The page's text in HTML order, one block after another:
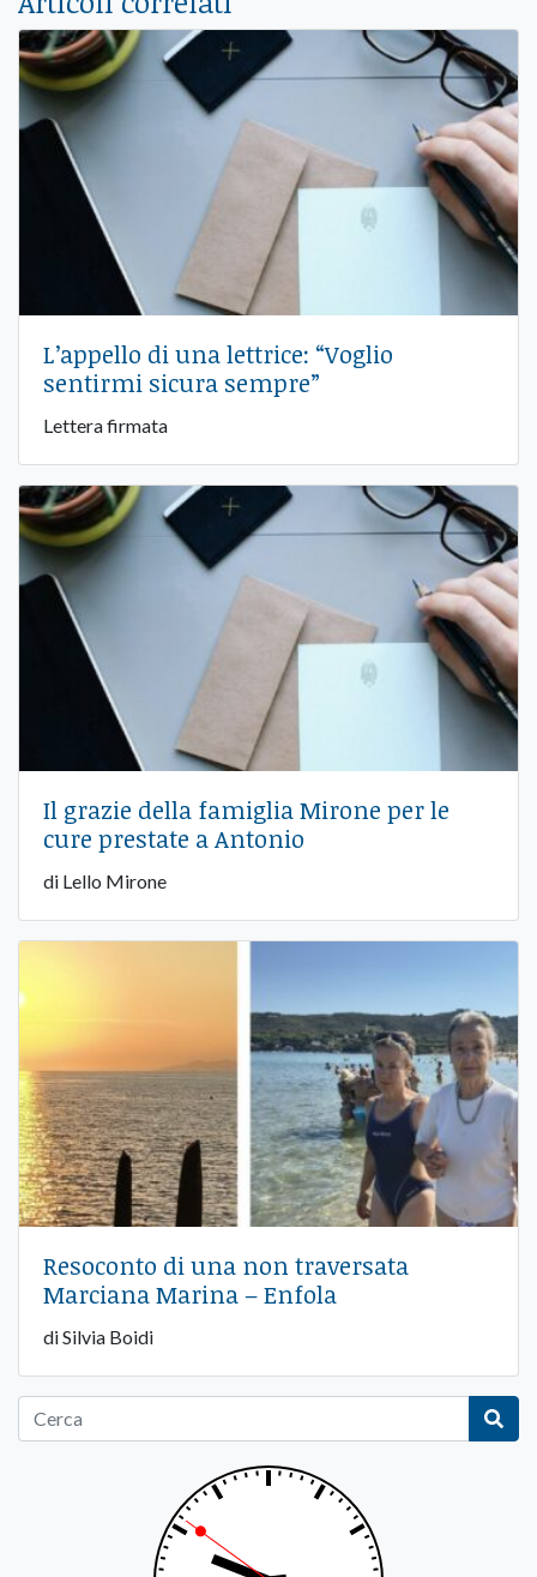
L’appello di una lettrice: “Voglio
sentirmi sicura sempre”
Lettera firmata
Il grazie della famiglia Mirone per le
cure prestate a Antonio
di Lello Mirone
Resoconto di una non traversata
Marciana Marina – Enfola
di Silvia Boidi